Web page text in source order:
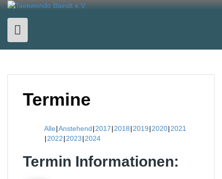
Skip
content
Termine
Alle Anstehend 2017 2018 2019 2020 2021
2022 2023 2024
Termin Informationen: